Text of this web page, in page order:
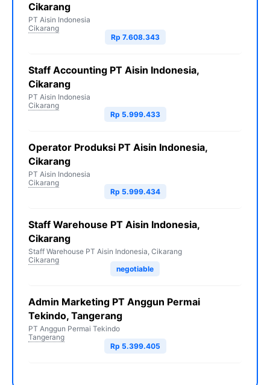
Cikarang
PT Aisin Indonesia
Cikarang
Rp 7.608.343
Staff Accounting PT Aisin Indonesia,
Cikarang
PT Aisin Indonesia
Cikarang
Rp 5.999.433
Operator Produksi PT Aisin Indonesia,
Cikarang
PT Aisin Indonesia
Cikarang
Rp 5.999.434
Staff Warehouse PT Aisin Indonesia,
Cikarang
Staff Warehouse PT Aisin Indonesia, Cikarang
Cikarang
negotiable
Admin Marketing PT Anggun Permai
Tekindo, Tangerang
PT Anggun Permai Tekindo
Tangerang
Rp 5.399.405